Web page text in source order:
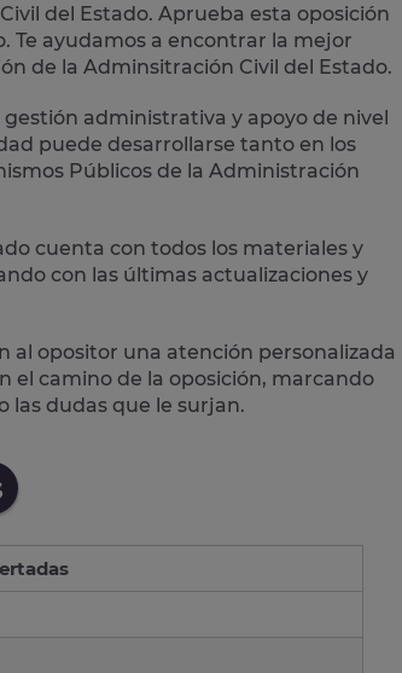
del Estado. Aprueba esta oposición
Te ayudamos a encontrar la mejor
de la Adminsitración Civil del Estado.
gestión administrativa y apoyo de nivel
puede desarrollarse tanto en los
Públicos de la Administración
cuenta con todos los materiales y
con las últimas actualizaciones y
opositor una atención personalizada
el camino de la oposición, marcando
las dudas que le surjan.